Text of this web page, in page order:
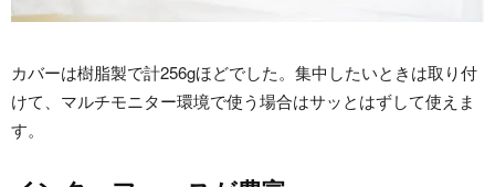
カバーは樹脂製で計256gほどでした。集中したいときは取り付
けて、マルチモニター環境で使う場合はサッとはずして使えま
す。